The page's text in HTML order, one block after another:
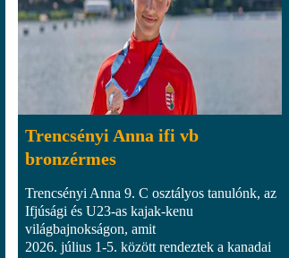
Trencsényi Anna ifi vb
bronzérmes
Trencsényi Anna 9. C osztályos tanulónk, az
Ifjúsági és U23-as kajak-kenu
világbajnokságon, amit
2026. július 1-5. között rendeztek a kanadai